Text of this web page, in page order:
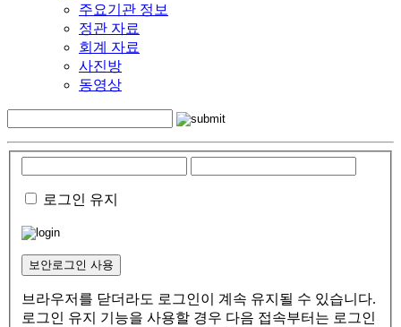
주요기관 정보
정관 자료
회계 자료
사진방
동영상
로그인 유지
보안로그인 사용
브라우저를 닫더라도 로그인이 계속 유지될 수 있습니다.
로그인 유지 기능을 사용할 경우 다음 접속부터는 로그인